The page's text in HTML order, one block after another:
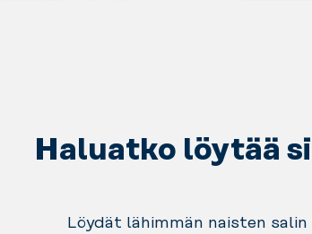
Haluatko löytää
Löydät lähimmän naisten